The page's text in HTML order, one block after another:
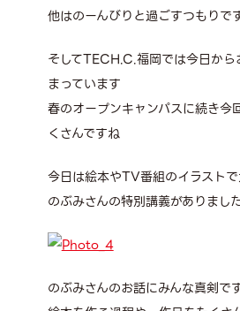
他はのーんびりと過ごすつもりで
そしてTECH.C.福岡では今日から
まっています
春のオープンキャンパスに続き今
くさんですね
今日は絵本やTV番組のイラスト
のぶみさんの特別講義がありました
のぶみさんのお話にみんな真剣で